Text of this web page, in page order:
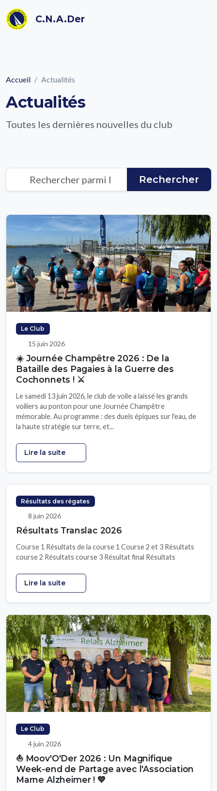
C.N.A.Der
Accueil Actualités
Actualités
Toutes les dernières nouvelles du club
Rechercher
Le Club
15 juin 2026
☀️ Journée Champêtre 2026 : De la
Bataille des Pagaies à la Guerre des
Cochonnets ! ⚔️
Le samedi 13 juin 2026, le club de voile a laissé les grands
voiliers au ponton pour une Journée Champêtre
mémorable. Au programme : des duels épiques sur l'eau, de
la haute stratégie sur terre, et...
Lire la suite
Résultats des régates
8 juin 2026
Résultats Translac 2026
Course 1 Résultats de la course 1 Course 2 et 3 Résultats
course 2 Résultats course 3 Résultat final Résultats
Lire la suite
Le Club
4 juin 2026
⛵ Moov'O'Der 2026 : Un Magnifique
Week-end de Partage avec l'Association
Marne Alzheimer ! 💙